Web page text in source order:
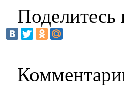
Поделитесь